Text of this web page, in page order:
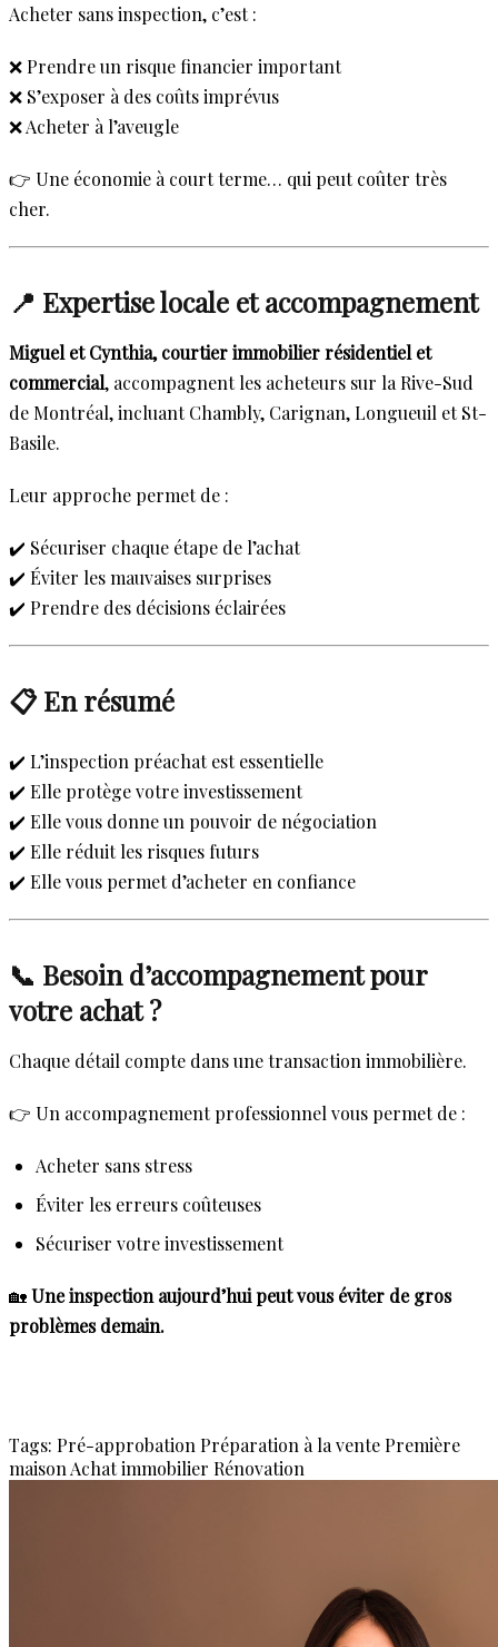
Acheter sans inspection, c’est :
❌ Prendre un risque financier important
❌ S’exposer à des coûts imprévus
❌ Acheter à l’aveugle
👉 Une économie à court terme… qui peut coûter très
cher.
📍 Expertise locale et accompagnement
Miguel et Cynthia, courtier immobilier résidentiel et
commercial, accompagnent les acheteurs sur la Rive-Sud
de Montréal, incluant Chambly, Carignan, Longueuil et St-
Basile.
Leur approche permet de :
✔️ Sécuriser chaque étape de l’achat
✔️ Éviter les mauvaises surprises
✔️ Prendre des décisions éclairées
📋 En résumé
✔️ L’inspection préachat est essentielle
✔️ Elle protège votre investissement
✔️ Elle vous donne un pouvoir de négociation
✔️ Elle réduit les risques futurs
✔️ Elle vous permet d’acheter en confiance
📞 Besoin d’accompagnement pour
votre achat ?
Chaque détail compte dans une transaction immobilière.
👉 Un accompagnement professionnel vous permet de :
Acheter sans stress
Éviter les erreurs coûteuses
Sécuriser votre investissement
🏡Une inspection aujourd’hui peut vous éviter de gros
problèmes demain.
Tags: Pré-approbationPréparation à la ventePremière
maisonAchat immobilier Rénovation